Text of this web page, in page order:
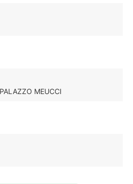
MEUCCI